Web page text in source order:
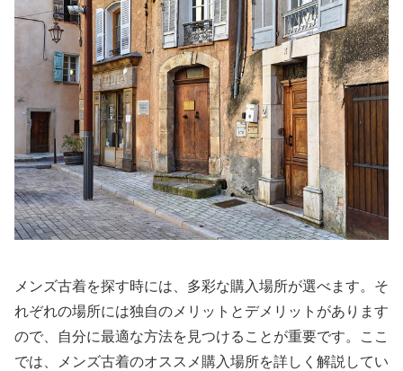
メンズ古着を探す時には、多彩な購入場所が選べます。そ
れぞれの場所には独自のメリットとデメリットがあります
ので、自分に最適な方法を見つけることが重要です。ここ
では、メンズ古着のオススメ購入場所を詳しく解説してい